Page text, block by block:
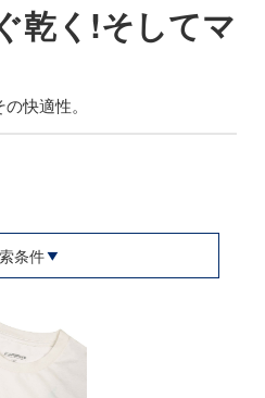
乾く!そしてマ
快適性。
条件